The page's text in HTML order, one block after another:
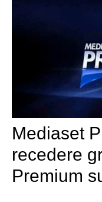
Mediaset
recedere
Premium